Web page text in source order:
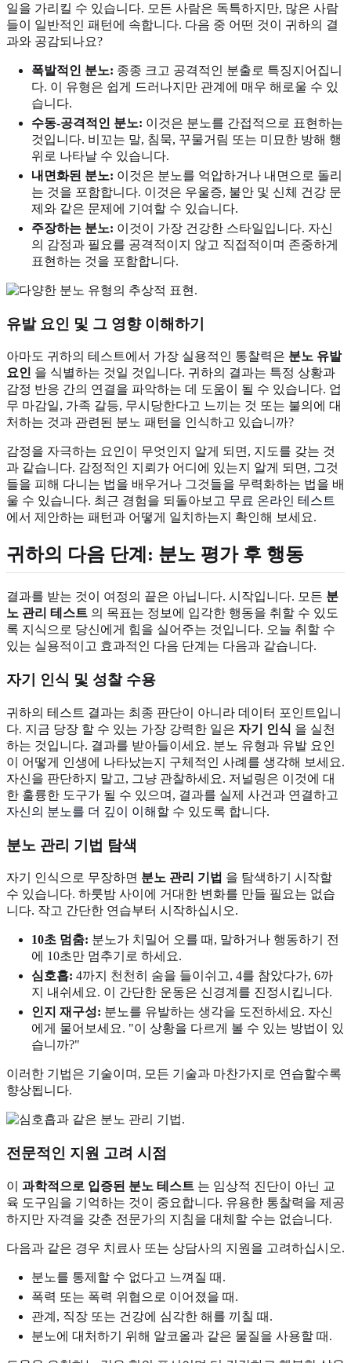
일을 가리킬 수 있습니다. 모든 사람은 독특하지만, 많은 사람
들이 일반적인 패턴에 속합니다. 다음 중 어떤 것이 귀하의 결
과와 공감되나요?
폭발적인 분노: 종종 크고 공격적인 분출로 특징지어집니
다. 이 유형은 쉽게 드러나지만 관계에 매우 해로울 수 있
습니다.
수동-공격적인 분노: 이것은 분노를 간접적으로 표현하는
것입니다. 비꼬는 말, 침묵, 꾸물거림 또는 미묘한 방해 행
위로 나타날 수 있습니다.
내면화된 분노: 이것은 분노를 억압하거나 내면으로 돌리
는 것을 포함합니다. 이것은 우울증, 불안 및 신체 건강 문
제와 같은 문제에 기여할 수 있습니다.
주장하는 분노: 이것이 가장 건강한 스타일입니다. 자신
의 감정과 필요를 공격적이지 않고 직접적이며 존중하게
표현하는 것을 포함합니다.
유발 요인 및 그 영향 이해하기
아마도 귀하의 테스트에서 가장 실용적인 통찰력은 분노 유발
요인 을 식별하는 것일 것입니다. 귀하의 결과는 특정 상황과
감정 반응 간의 연결을 파악하는 데 도움이 될 수 있습니다. 업
무 마감일, 가족 갈등, 무시당한다고 느끼는 것 또는 불의에 대
처하는 것과 관련된 분노 패턴을 인식하고 있습니까?
감정을 자극하는 요인이 무엇인지 알게 되면, 지도를 갖는 것
과 같습니다. 감정적인 지뢰가 어디에 있는지 알게 되면, 그것
들을 피해 다니는 법을 배우거나 그것들을 무력화하는 법을 배
울 수 있습니다. 최근 경험을 되돌아보고 무료 온라인 테스트
에서 제안하는 패턴과 어떻게 일치하는지 확인해 보세요.
귀하의 다음 단계: 분노 평가 후 행동
결과를 받는 것이 여정의 끝은 아닙니다. 시작입니다. 모든 분
노 관리 테스트 의 목표는 정보에 입각한 행동을 취할 수 있도
록 지식으로 당신에게 힘을 실어주는 것입니다. 오늘 취할 수
있는 실용적이고 효과적인 다음 단계는 다음과 같습니다.
자기 인식 및 성찰 수용
귀하의 테스트 결과는 최종 판단이 아니라 데이터 포인트입니
다. 지금 당장 할 수 있는 가장 강력한 일은 자기 인식 을 실천
하는 것입니다. 결과를 받아들이세요. 분노 유형과 유발 요인
이 어떻게 인생에 나타났는지 구체적인 사례를 생각해 보세요.
자신을 판단하지 말고, 그냥 관찰하세요. 저널링은 이것에 대
한 훌륭한 도구가 될 수 있으며, 결과를 실제 사건과 연결하고
자신의 분노를 더 깊이 이해 할 수 있도록 합니다.
분노 관리 기법 탐색
자기 인식으로 무장하면 분노 관리 기법 을 탐색하기 시작할
수 있습니다. 하룻밤 사이에 거대한 변화를 만들 필요는 없습
니다. 작고 간단한 연습부터 시작하십시오.
10초 멈춤: 분노가 치밀어 오를 때, 말하거나 행동하기 전
에 10초만 멈추기로 하세요.
심호흡: 4까지 천천히 숨을 들이쉬고, 4를 참았다가, 6까
지 내쉬세요. 이 간단한 운동은 신경계를 진정시킵니다.
인지 재구성: 분노를 유발하는 생각을 도전하세요. 자신
에게 물어보세요. "이 상황을 다르게 볼 수 있는 방법이 있
습니까?"
이러한 기법은 기술이며, 모든 기술과 마찬가지로 연습할수록
향상됩니다.
전문적인 지원 고려 시점
이 과학적으로 입증된 분노 테스트 는 임상적 진단이 아닌 교
육 도구임을 기억하는 것이 중요합니다. 유용한 통찰력을 제공
하지만 자격을 갖춘 전문가의 지침을 대체할 수는 없습니다.
다음과 같은 경우 치료사 또는 상담사의 지원을 고려하십시오.
분노를 통제할 수 없다고 느껴질 때.
폭력 또는 폭력 위협으로 이어졌을 때.
관계, 직장 또는 건강에 심각한 해를 끼칠 때.
분노에 대처하기 위해 알코올과 같은 물질을 사용할 때.